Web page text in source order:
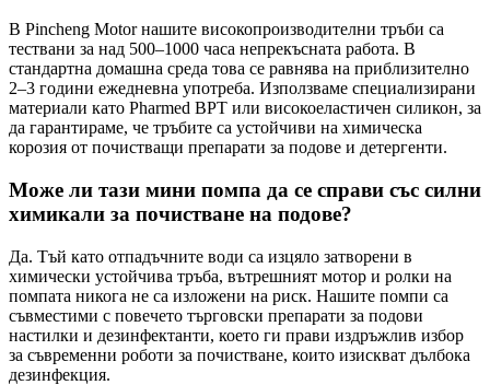
В Pincheng Motor нашите високопроизводителни тръби са
тествани за над 500–1000 часа непрекъсната работа. В
стандартна домашна среда това се равнява на приблизително
2–3 години ежедневна употреба. Използваме специализирани
материали като Pharmed BPT или високоеластичен силикон, за
да гарантираме, че тръбите са устойчиви на химическа
корозия от почистващи препарати за подове и детергенти.
Може ли тази мини помпа да се справи със силни
химикали за почистване на подове?
Да. Тъй като отпадъчните води са изцяло затворени в
химически устойчива тръба, вътрешният мотор и ролки на
помпата никога не са изложени на риск. Нашите помпи са
съвместими с повечето търговски препарати за подови
настилки и дезинфектанти, което ги прави издръжлив избор
за съвременни роботи за почистване, които изискват дълбока
дезинфекция.